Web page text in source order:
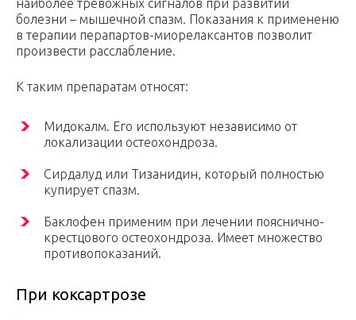
наиболее тревожных сигналов при развитии
болезни – мышечной спазм. Показания к примененю
в терапии перапартов-миорелаксантов позволит
произвести расслабление.
К таким препаратам относят:
Мидокалм. Его используют независимо от
локализации остеохондроза.
Сирдалуд или Тизанидин, который полностью
купирует спазм.
Баклофен применим при лечении пояснично-
крестцового остеохондроза. Имеет множество
противопоказаний.
При коксартрозе